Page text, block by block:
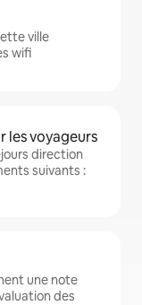
ville
wifi
les voyageurs
direction
suivants :
une note
des